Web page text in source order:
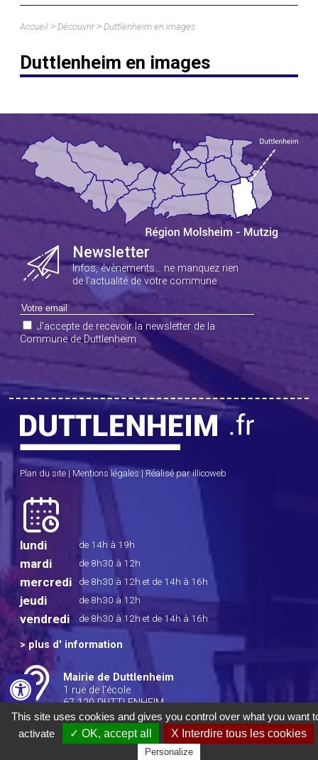
Accueil >Découvrir>Duttlenheim en images
Duttlenheim en images
Newsletter
Infos, évènements… ne manquez rien
de l'actualité de votre commune
J'accepte de recevoir la newsletter de la
Commune de Duttlenheim
Plan du site | Mentions légales | Réalisé par illicoweb
lundi de 14h à 19h
mardi de 8h30 à 12h
mercredi de 8h30 à 12h et de 14h à 16h
jeudi de 8h30 à 12h
vendredi de 8h30 à 12h et de 14h à 16h
> plus d' information
Mairie de Duttlenheim
1 rue de l'école
67 120 DUTTLENHEIM
Tél : 03 88 50 80 10
Fax : 03 88 50 70 60
mairie@duttlenheim.fr
This site uses cookies and gives you control over what you want
activate
✓ OK, accept all X Interdire tous les cookies
Personalize